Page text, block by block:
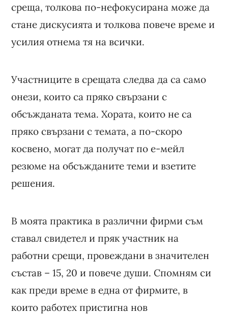
среща, толкова по-нефокусирана може да
стане дискусията и толкова повече време и
усилия отнема тя на всички.
Участниците в срещата следва да са само
онези, които са пряко свързани с
обсъжданата тема. Хората, които не са
пряко свързани с темата, а по-скоро
косвено, могат да получат по е-мейл
резюме на обсъжданите теми и взетите
решения.
В моята практика в различни фирми съм
ставал свидетел и пряк участник на
работни срещи, провеждани в значителен
състав – 15, 20 и повече души. Спомням си
как преди време в една от фирмите, в
които работех пристигна нов